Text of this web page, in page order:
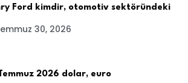
Ford kimdir, otomotiv sektöründeki
30, 2026
2026 dolar, euro